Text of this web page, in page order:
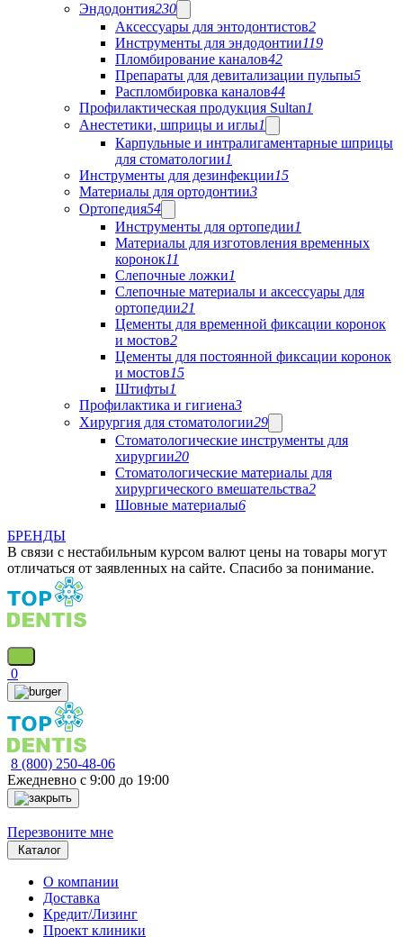
Эндодонтия230
Аксессуары для энтодонтистов2
Инструменты для эндодонтии119
Пломбирование каналов42
Препараты для девитализации пульпы5
Распломбировка каналов44
Профилактическая продукция Sultan1
Анестетики, шприцы и иглы1
Карпульные и интралигаментарные шприцы
для стоматологии1
Инструменты для дезинфекции15
Материалы для ортодонтии3
Ортопедия54
Инструменты для ортопедии1
Материалы для изготовления временных
коронок11
Слепочные ложки1
Слепочные материалы и аксессуары для
ортопедии21
Цементы для временной фиксации коронок
и мостов2
Цементы для постоянной фиксации коронок
и мостов15
Штифты1
Профилактика и гигиена3
Хирургия для стоматологии29
Стоматологические инструменты для
хирургии20
Стоматологические материалы для
хирургического вмешательства2
Шовные материалы6
БРЕНДЫ
В связи с нестабильным курсом валют цены на товары могут
отличаться от заявленных на сайте. Спасибо за понимание.
0
8 (800) 250-48-06
Ежедневно с 9:00 до 19:00
Перезвоните мне
Каталог
О компании
Доставка
Кредит/Лизинг
Проект клиники